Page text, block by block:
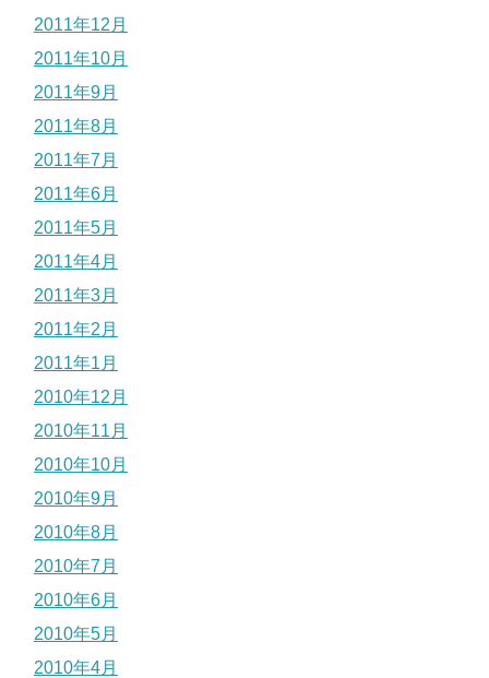
2011年12月
2011年10月
2011年9月
2011年8月
2011年7月
2011年6月
2011年5月
2011年4月
2011年3月
2011年2月
2011年1月
2010年12月
2010年11月
2010年10月
2010年9月
2010年8月
2010年7月
2010年6月
2010年5月
2010年4月